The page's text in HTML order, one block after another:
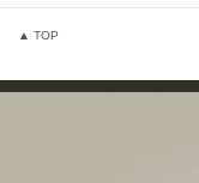
▲ TOP